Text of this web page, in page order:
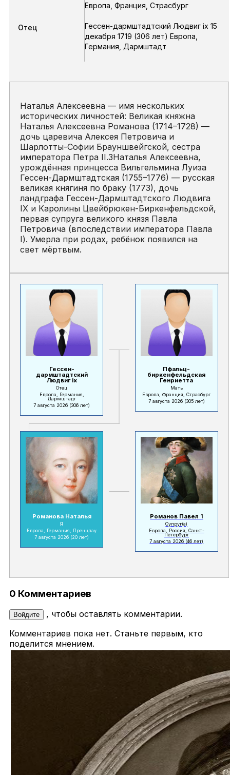
Европа, Франция, Страсбург
Отец
Гессен-дармштадтский Людвиг ix 15
декабря 1719 (306 лет) Европа,
Германия, Дармштадт
Наталья Алексеевна — имя нескольких
исторических личностей: Великая княжна
Наталья Алексеевна Романова (1714–1728) —
дочь царевича Алексея Петровича и
Шарлотты-Софии Брауншвейгской, сестра
императора Петра II.3Наталья Алексеевна,
урождённая принцесса Вильгельмина Луиза
Гессен-Дармштадтская (1755–1776) — русская
великая княгиня по браку (1773), дочь
ландграфа Гессен-Дармштадтского Людвига
IX и Каролины Цвейбрюкен-Биркенфельдской,
первая супруга великого князя Павла
Петровича (впоследствии императора Павла
I). Умерла при родах, ребёнок появился на
свет мёртвым.
Гессен-
дармштадтский
Людвиг ix
Отец
Европа, Германия,
Дармштадт
7 августа 2026 (306 лет)
Пфальц-
биркенфельдская
Генриетта
Мать
Европа, Франция, Страсбург
7 августа 2026 (305 лет)
Романова Наталья
Я
Европа, Германия, Пренцлау
7 августа 2026 (20 лет)
Романов Павел 1
Супруг(а)
Европа, Россия, Санкт-
Петербург
7 августа 2026 (46 лет)
0 Комментариев
Войдите
, чтобы оставлять комментарии.
Комментариев пока нет. Станьте первым, кто
поделится мнением.